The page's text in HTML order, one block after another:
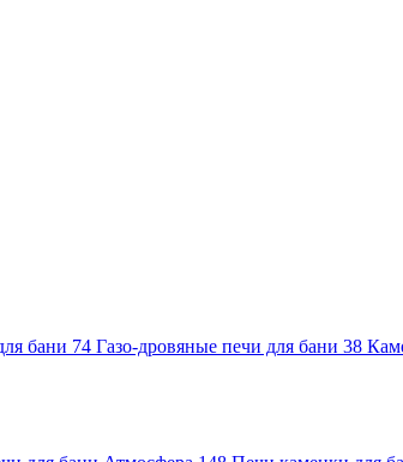
бани 74 Газо-дровяные печи для бани 38